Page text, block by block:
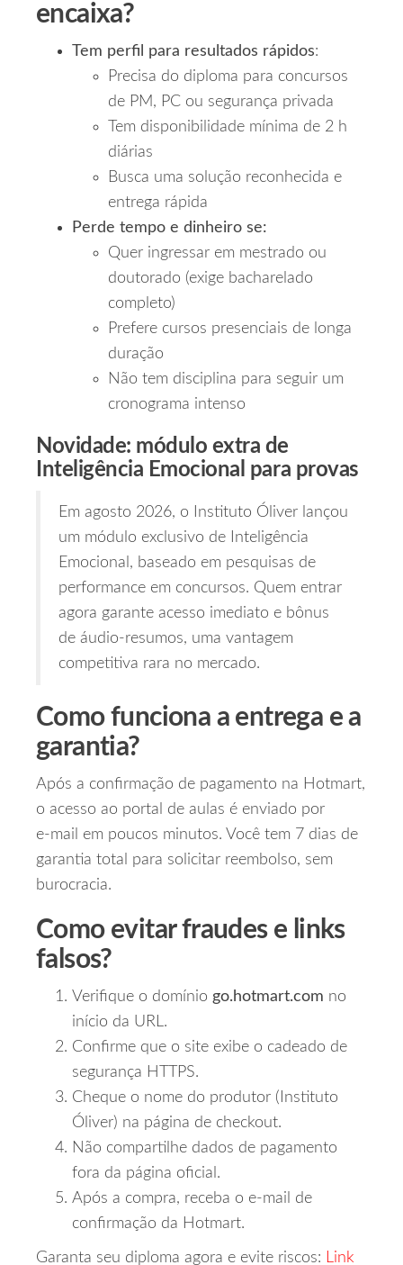
encaixa?
Tem perfil para resultados rápidos:
Precisa do diploma para concursos
de PM, PC ou segurança privada
Tem disponibilidade mínima de 2 h
diárias
Busca uma solução reconhecida e
entrega rápida
Perde tempo e dinheiro se:
Quer ingressar em mestrado ou
doutorado (exige bacharelado
completo)
Prefere cursos presenciais de longa
duração
Não tem disciplina para seguir um
cronograma intenso
Novidade: módulo extra de
Inteligência Emocional para provas
Em agosto 2026, o Instituto Óliver lançou
um módulo exclusivo de Inteligência
Emocional, baseado em pesquisas de
performance em concursos. Quem entrar
agora garante acesso imediato e bônus
de áudio‑resumos, uma vantagem
competitiva rara no mercado.
Como funciona a entrega e a
garantia?
Após a confirmação de pagamento na Hotmart,
o acesso ao portal de aulas é enviado por
e‑mail em poucos minutos. Você tem 7 dias de
garantia total para solicitar reembolso, sem
burocracia.
Como evitar fraudes e links
falsos?
Verifique o domínio go.hotmart.com no
início da URL.
Confirme que o site exibe o cadeado de
segurança HTTPS.
Cheque o nome do produtor (Instituto
Óliver) na página de checkout.
Não compartilhe dados de pagamento
fora da página oficial.
Após a compra, receba o e‑mail de
confirmação da Hotmart.
Garanta seu diploma agora e evite riscos: Link